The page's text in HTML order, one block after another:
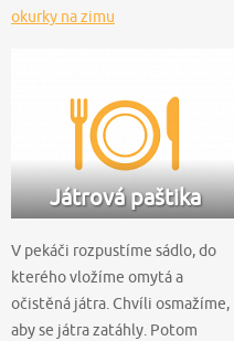
okurky na zimu
Játrová paštika
V pekáči rozpustíme sádlo, do
kterého vložíme omytá a
očistěná játra. Chvíli osmažíme,
aby se játra zatáhly. Potom